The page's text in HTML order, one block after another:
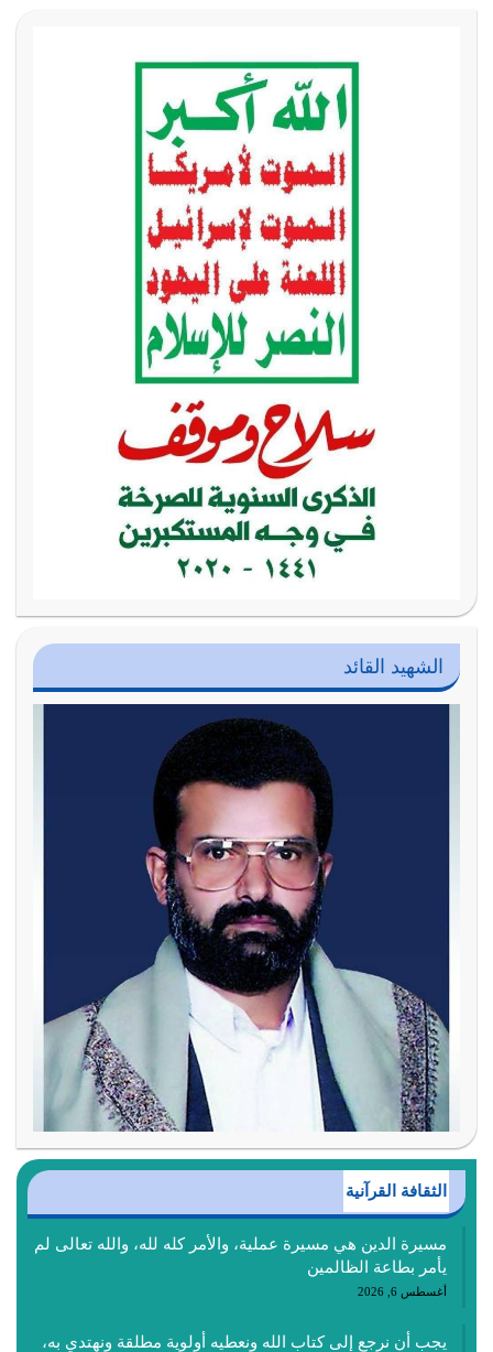
الشهيد القائد
الثقافة القرآنية
مسيرة الدين هي مسيرة عملية، والأمر كله لله، والله تعالى لم
يأمر بطاعة الظالمين
أغسطس 6, 2026
يجب أن نرجع إلى كتاب الله ونعطيه أولوية مطلقة ونهتدي به،